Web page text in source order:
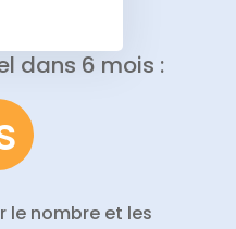
dans 6 mois :
le nombre et les